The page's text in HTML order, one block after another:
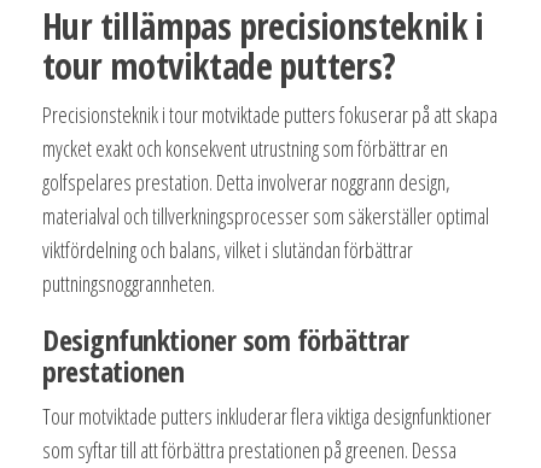
Hur tillämpas precisionsteknik i
tour motviktade putters?
Precisionsteknik i tour motviktade putters fokuserar på att skapa
mycket exakt och konsekvent utrustning som förbättrar en
golfspelares prestation. Detta involverar noggrann design,
materialval och tillverkningsprocesser som säkerställer optimal
viktfördelning och balans, vilket i slutändan förbättrar
puttningsnoggrannheten.
Designfunktioner som förbättrar
prestationen
Tour motviktade putters inkluderar flera viktiga designfunktioner
som syftar till att förbättra prestationen på greenen. Dessa